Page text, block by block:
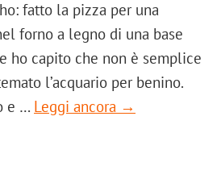
fatto la pizza per una
forno a legno di una base
ho capito che non è semplice
l’acquario per benino.
e … Leggi ancora →